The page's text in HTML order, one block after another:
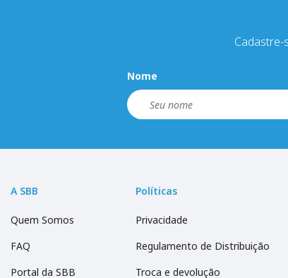
Nome
A SBB
Quem Somos
FAQ
Portal da SBB
Políticas
Privacidade
Regulamento de Distribuição
Troca e devolução